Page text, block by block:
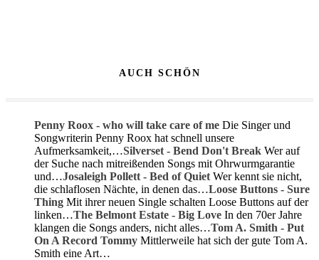
AUCH SCHÖN
Penny Roox - who will take care of me Die Singer und
Songwriterin Penny Roox hat schnell unsere
Aufmerksamkeit,…Silverset - Bend Don't Break Wer auf
der Suche nach mitreißenden Songs mit Ohrwurmgarantie
und…Josaleigh Pollett - Bed of Quiet Wer kennt sie nicht,
die schlaflosen Nächte, in denen das…Loose Buttons - Sure
Thing Mit ihrer neuen Single schalten Loose Buttons auf der
linken…The Belmont Estate - Big Love In den 70er Jahre
klangen die Songs anders, nicht alles…Tom A. Smith - Put
On A Record Tommy Mittlerweile hat sich der gute Tom A.
Smith eine Art…